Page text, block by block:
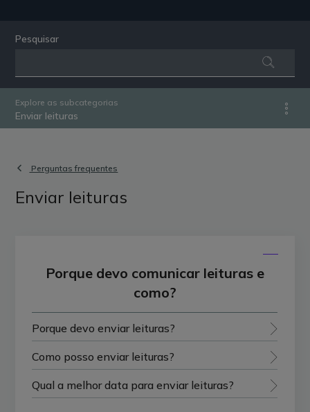
Pesquisar
Explore as subcategorias
Enviar leituras
Perguntas frequentes
Enviar leituras
Porque devo comunicar leituras e
como?
Porque devo enviar leituras?
Como posso enviar leituras?
Qual a melhor data para enviar leituras?